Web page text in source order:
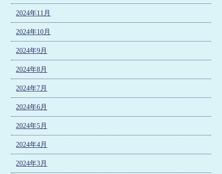
2024年11月
2024年10月
2024年9月
2024年8月
2024年7月
2024年6月
2024年5月
2024年4月
2024年3月